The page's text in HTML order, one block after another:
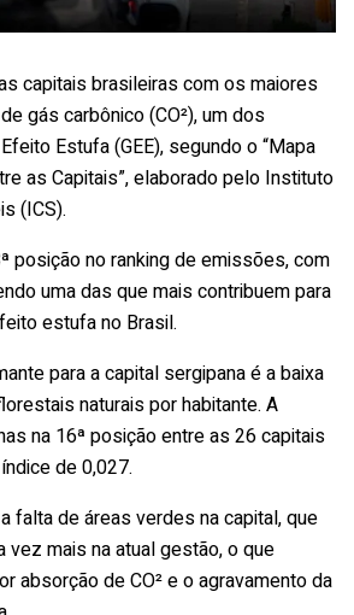
capitais brasileiras com os maiores
gás carbônico (CO²), um dos
Estufa (GEE), segundo o “Mapa
as Capitais”, elaborado pelo Instituto
(ICS).
posição no ranking de emissões, com
uma das que mais contribuem para
estufa no Brasil.
para a capital sergipana é a baixa
naturais por habitante. A
na 16ª posição entre as 26 capitais
de 0,027.
falta de áreas verdes na capital, que
vez mais na atual gestão, o que
absorção de CO² e o agravamento da